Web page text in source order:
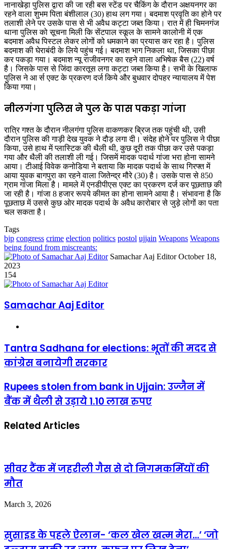
नानाखेड़ा पुलिस द्वारा की जा रही बस स्टेंड पर चैकिंग के दौरान अक्षयनगर का
रहने वाला शुभम पिता बंशीलाल (30) हाथ लग गया। बदमाश प्रवृति का होने पर
तलाशी लेने पर उसके पास से भी अवैध कट्टा जब्त किया। रात में ही चिमनगंज
थाना पुलिस को सूचना मिली कि सेंटपाल स्कूल के सामने कालोनी में एक
बदमाश अवैध पिस्टल लेकर लोगों को धमकाने का प्रयास कर रहा है। पुलिस
बदमाश की घेराबंदी के लिये पहुंच गई। बदमाश भाग निकला था, जिसका पीछा
कर पकड़ा गया। बदमाश न्यू राजीवनगर का रहने वाला अभिषेक बैस (22) वर्ष
है। जिसके पास से जिंदा कारतूस लगा कट्टा जब्त किया है। सभी के खिलाफ
पुलिस ने आ र्स एक्ट के प्रकरण दर्ज किये और बुधवार दोपहर न्यायालय में पेश
किया गया।
नीलगंगा पुलिस ने पुल के पास पकड़ा गांजा
रात्रि गश्त के दौरान नीलगंगा पुलिस वाकणकर ब्रिज तक पहुंची थी, उसी
दौरान पुलिस की गाड़ी देख युवक ने दौड़ लगा दी। संदेह होने पर पुलिस ने पीछा
किया, उसे हाथ में प्लास्टिक की थैली थी, कुछ दूरी तक पीछा कर उसे पकड़ा
गया और थैली की तलाशी ली गई। जिसमें मादक पदार्थ गांजा भरा होना सामने
आया। टीआई विवेक कनोडिया ने बताया कि मादक पदार्थ के साथ गिरफ्त में
आया युवक बागपुरा का रहने वाला जितेन्द्र मौरे (30) है। उसके पास से 850
ग्राम गांजा मिला है। मामले में एनडीपीएस एक्ट का प्रकरण दर्ज कर पूछताछ की
जा रही है। गांजा 8 हजार रूपये कीमत का होना सामने आया है। संभावना है कि
पूछताछ में उससे कुछ ओर मादक पदार्थ के अवैध कारोबार से जुड़े लोगों का पता
चल सकता है।
Tags
bjp congress crime election politics postol ujjain Weapons Weapons
being found from miscreants:
Samachar Aaj Editor Send
October 18,
2023
154
Samachar Aaj Editor
Tantra Sadhana for elections: भूतों की मदद से
कांग्रेस बनायेगी सरकार
Rupees stolen from bank in Ujjain: उज्जैन में
बैंक में थैली से उड़ाये 1.10 लाख रुपए
Related Articles
सीवर टैंक में जहरीली गैस से दो निगमकर्मियों की
मौत
March 3, 2026
सुसाइड के पहले ऐलान- ‘कल खेल खत्म मेरा…’ ‘जो